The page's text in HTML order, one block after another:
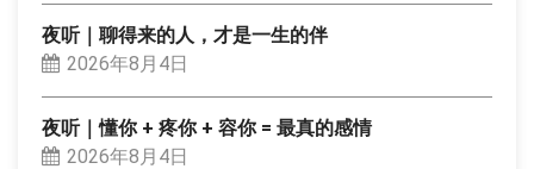
夜听｜聊得来的人，才是一生的伴
2026年8月4日
夜听｜懂你 + 疼你 + 容你 = 最真的感情
2026年8月4日